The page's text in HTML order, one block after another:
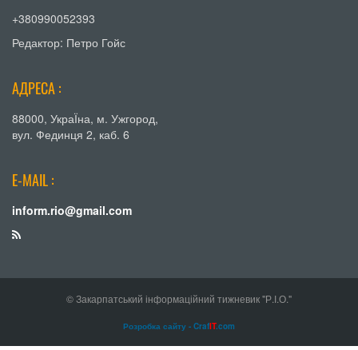
+380990052393
Редактор: Петро Гойс
АДРЕСА :
88000, УкраЇна, м. Ужгород,
вул. Фединця 2, каб. 6
E-MAIL :
inform.rio@gmail.com
© Закарпатський інформаційний тижневик "Р.І.О."
Розробка сайту - CrafIT.com